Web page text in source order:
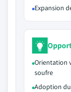
Expansion
Orientation
soufre
Adoption